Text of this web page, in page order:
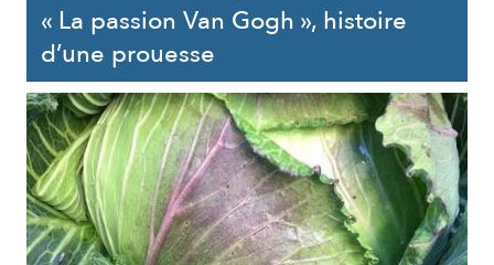
« La passion Van Gogh », histoire
d’une prouesse